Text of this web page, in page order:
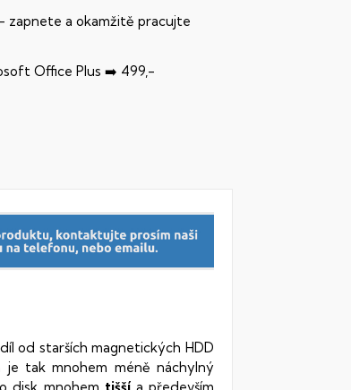
zapnete a okamžitě pracujte
Office Plus ➡️ 499,-
od starších magnetických HDD
je tak mnohem méně náchylný